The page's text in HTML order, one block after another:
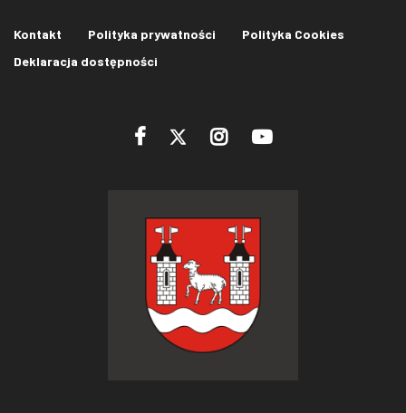
Kontakt Polityka prywatności
Polityka Cookies
Deklaracja dostępności